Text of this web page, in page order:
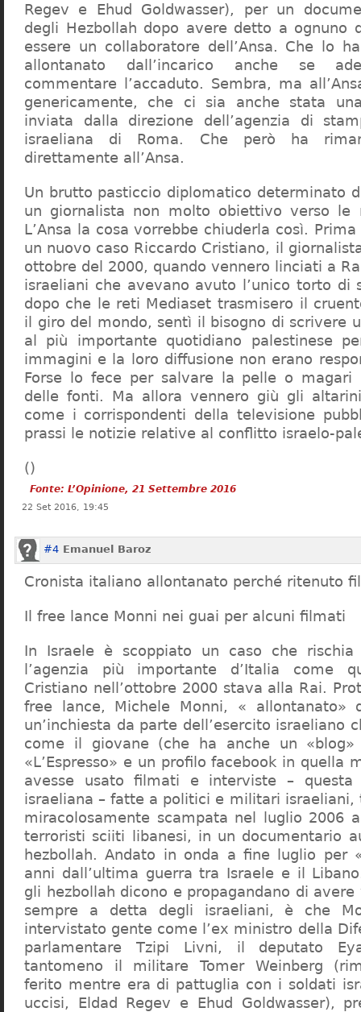
Regev e Ehud Goldwasser), per un
degli Hezbollah dopo avere detto a ognuno
essere un collaboratore dell’Ansa. Che lo
allontanato dall’incarico anche se
commentare l’accaduto. Sembra, ma
genericamente, che ci sia anche stata
inviata dalla direzione dell’agenzia di
israeliana di Roma. Che però ha
direttamente all’Ansa.
Un brutto pasticcio diplomatico determinato
un giornalista non molto obiettivo verso le
L’Ansa la cosa vorrebbe chiuderla così.
un nuovo caso Riccardo Cristiano, il
ottobre del 2000, quando vennero linciati a
israeliani che avevano avuto l’unico torto di
dopo che le reti Mediaset trasmisero il
il giro del mondo, sentì il bisogno di scrivere
al più importante quotidiano palestinese
immagini e la loro diffusione non erano
Forse lo fece per salvare la pelle o magari
delle fonti. Ma allora vennero giù gli
come i corrispondenti della televisione
prassi le notizie relative al conflitto israelo-
(
Fonte: L’Opinione, 21 Settembre 2016
)
22 Set 2016, 19:45
#4 Emanuel Baroz
Cronista italiano allontanato perché ritenuto
Il free lance Monni nei guai per alcuni filmati
In Israele è scoppiato un caso che rischia
l’agenzia più importante d’Italia come
Cristiano nell’ottobre 2000 stava alla Rai.
free lance, Michele Monni, « allontanato»
un’inchiesta da parte dell’esercito israeliano
come il giovane (che ha anche un «blog»
«L’Espresso» e un profilo facebook in quella
avesse usato filmati e interviste – questa
israeliana – fatte a politici e militari
miracolosamente scampata nel luglio 2006
terroristi sciiti libanesi, in un documentario
hezbollah. Andato in onda a fine luglio per
anni dall’ultima guerra tra Israele e il
gli hezbollah dicono e propagandano di
sempre a detta degli israeliani, è che
intervistato gente come l’ex ministro della
parlamentare Tzipi Livni, il deputato
tantomeno il militare Tomer Weinberg
ferito mentre era di pattuglia con i soldati
uccisi, Eldad Regev e Ehud Goldwasser),